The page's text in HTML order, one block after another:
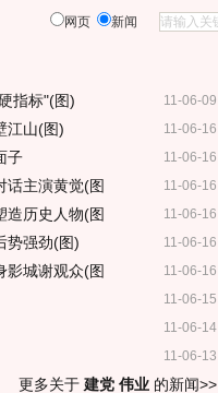
网页 新闻
11-06-09
指标"(图)
11-06-16
江山(图)
11-06-16
子
11-06-16
话主演黄觉(图
11-06-16
造历史人物(图
11-06-16
势强劲(图)
11-06-16
影城谢观众(图
11-06-15
11-06-14
11-06-13
更多关于 建党 伟业的新闻>>